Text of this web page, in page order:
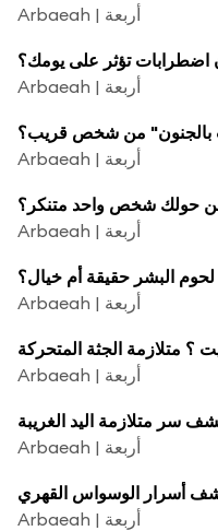
Arbaeah | أربعة
اضطرابات تؤثر على يومك؟
Arbaeah | أربعة
بالجنون" من شخص قريب؟
Arbaeah | أربعة
حولك شخص واحد متنكر؟
Arbaeah | أربعة
البشر حقيقة أم خيال؟
Arbaeah | أربعة
متلازمة الجثة المتحركة
Arbaeah | أربعة
سر متلازمة اليد الغريبة
Arbaeah | أربعة
أسرار الوسواس القهري
Arbaeah | أربعة